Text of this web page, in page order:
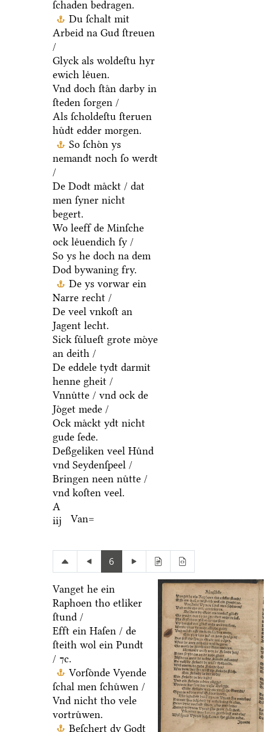
ſchaden bedragen.
Du ſchalt mit
Arbeid na Gud ſtreuen
/
Glyck als woldeſtu hyr
ewich leͤuen.
Vnd doch ſtaͤn darby in
ſteden ſorgen /
Als ſcholdeſtu ſteruen
huͤdt edder morgen.
So ſchoͤn ys
nemandt noch ſo werdt
/
De Dodt maͤckt / dat
men ſyner nicht
begert.
Wo leeff de Minſche
ock leͤuendich ſy /
So ys he doch na dem
Dod bywaning fry.
De ys vorwar ein
Narre recht /
De veel vnkoſt an
Jagent lecht.
Sick ſuͤlueſt grote moͤye
an deith /
De eddele tydt darmit
henne gheit /
Vnnuͤtte / vnd ock de
Joͤget mede /
Ock maͤckt ydt nicht
gude ſede.
Deßgeliken veel Huͤnd
vnd Seydenſpeel /
Bringen neen nuͤtte /
vnd koſten veel.
A
iij
Van=
6
Vanget he ein
Raphoen tho etliker
ſtund /
Efft ein Haſen / de
ſteith wol ein Pundt
/ ⁊c.
Vorſoͤnde Vyende
ſchal men ſchuͤwen /
Vnd nicht tho vele
vortruͤwen.
Beſchert dy Godt